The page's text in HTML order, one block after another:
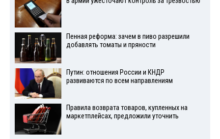
Пенная реформа: зачем в пиво разрешили
добавлять томаты и пряности
Путин: отношения России и КНДР
развиваются по всем направлениям
Правила возврата товаров, купленных на
маркетплейсах, предложили уточнить